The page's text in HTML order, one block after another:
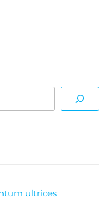
ultrices